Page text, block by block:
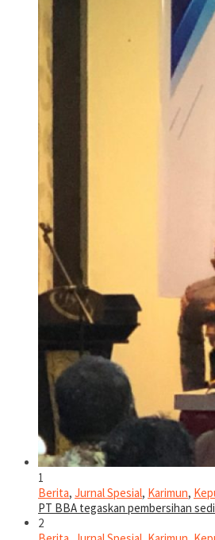
1
Berita, Jurnal Spesial, Karimun,
PT BBA tegaskan pembersihan
2